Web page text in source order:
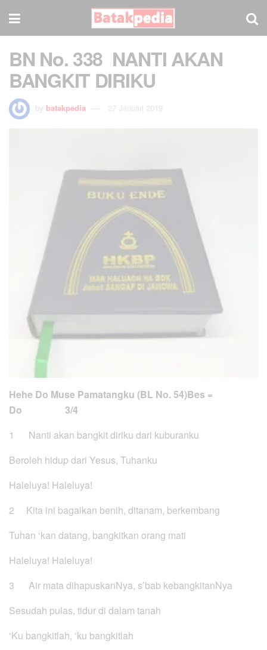
BN No. 338 NANTI AKAN
BANGKIT DIRIKU
by batakpedia 27 Januari 2019
Hehe Do Muse Pamatangku (BL No. 54)Bes =
Do 3/4
1 Nanti akan bangkit diriku dari kuburanku
Beroleh hidup dari Yesus, Tuhanku
Haleluya! Haleluya!
2 Kita ini bagaikan benih, ditanam, berkembang
Tuhan ‘kan datang, bangkitkan orang mati
Haleluya! Haleluya!
3 Air mata dihapuskanNya, s’bab kebangkitanNya
Sesudah pulas, tidur di dalam tanah
‘Ku bangkitlah, ‘ku bangkitlah